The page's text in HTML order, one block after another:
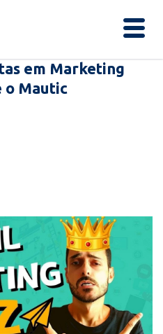
em Marketing
o Mautic